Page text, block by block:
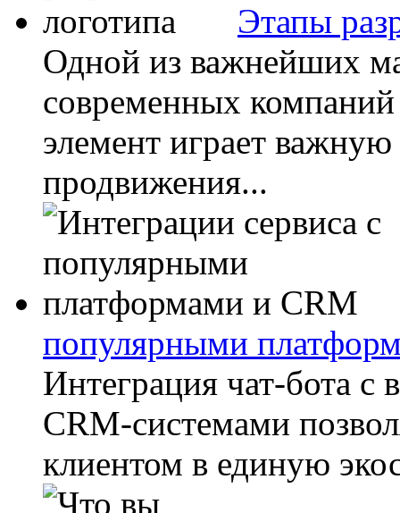
Этапы
Одной из важнейших
современных компаний
элемент играет
продвижения...
популярными
Интеграция чат-бота
CRM-системами
клиентом в единую